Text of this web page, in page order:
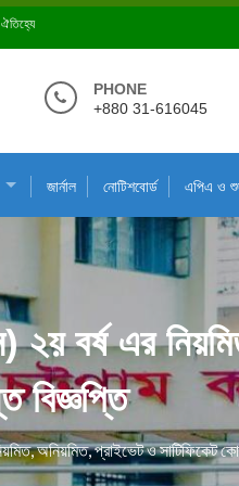
ঐতিহ্যে
PHONE
+880 31-616045
জার্নাল নোটিশবোর্ড এপিএ ও
২য় বর্ষ এর
বিজ্ঞপ্তি
অনিয়মিত, প্রাইভেট ও সাটিফিকেট